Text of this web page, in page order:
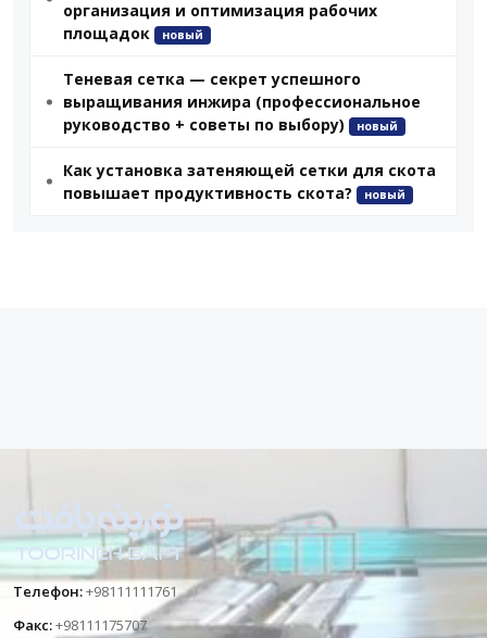
организация и оптимизация рабочих
площадок
новый
Теневая сетка — секрет успешного
выращивания инжира (профессиональное
руководство + советы по выбору)
новый
Как установка затеняющей сетки для скота
повышает продуктивность скота?
новый
Телефон:+98111111761
Факс:+98111175707